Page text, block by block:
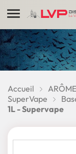

Accueil
SuperVape
1L - Supervape